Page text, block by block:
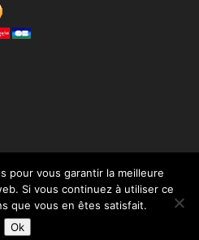
Themes| Propulsé par
pour vous garantir la meilleure
Si vous continuez à utiliser ce
que vous en êtes satisfait.
Ok